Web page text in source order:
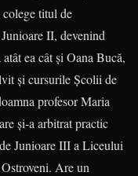
titul de
II, devenind
ea cât şi Oana Bucă,
şi cursurile Şcolii de
profesor Maria
şi-a arbitrat practic
Junioare III a Liceului
Are un